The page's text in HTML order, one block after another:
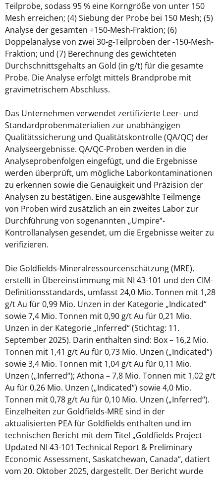
Teilprobe, sodass 95 % eine Korngröße von unter 150
Mesh erreichen; (4) Siebung der Probe bei 150 Mesh; (5)
Analyse der gesamten +150-Mesh-Fraktion; (6)
Doppelanalyse von zwei 30-g-Teilproben der -150-Mesh-
Fraktion; und (7) Berechnung des gewichteten
Durchschnittsgehalts an Gold (in g/t) für die gesamte
Probe. Die Analyse erfolgt mittels Brandprobe mit
gravimetrischem Abschluss.
Das Unternehmen verwendet zertifizierte Leer- und
Standardprobenmaterialien zur unabhängigen
Qualitätssicherung und Qualitätskontrolle (QA/QC) der
Analyseergebnisse. QA/QC-Proben werden in die
Analyseprobenfolgen eingefügt, und die Ergebnisse
werden überprüft, um mögliche Laborkontaminationen
zu erkennen sowie die Genauigkeit und Präzision der
Analysen zu bestätigen. Eine ausgewählte Teilmenge
von Proben wird zusätzlich an ein zweites Labor zur
Durchführung von sogenannten „Umpire“-
Kontrollanalysen gesendet, um die Ergebnisse weiter zu
verifizieren.
Die Goldfields-Mineralressourcenschätzung (MRE),
erstellt in Übereinstimmung mit NI 43-101 und den CIM-
Definitionsstandards, umfasst 24,0 Mio. Tonnen mit 1,28
g/t Au für 0,99 Mio. Unzen in der Kategorie „Indicated“
sowie 7,4 Mio. Tonnen mit 0,90 g/t Au für 0,21 Mio.
Unzen in der Kategorie „Inferred“ (Stichtag: 11.
September 2025). Darin enthalten sind: Box – 16,2 Mio.
Tonnen mit 1,41 g/t Au für 0,73 Mio. Unzen („Indicated“)
sowie 3,4 Mio. Tonnen mit 1,04 g/t Au für 0,11 Mio.
Unzen („Inferred“); Athona – 7,8 Mio. Tonnen mit 1,02 g/t
Au für 0,26 Mio. Unzen („Indicated“) sowie 4,0 Mio.
Tonnen mit 0,78 g/t Au für 0,10 Mio. Unzen („Inferred“).
Einzelheiten zur Goldfields-MRE sind in der
aktualisierten PEA für Goldfields enthalten und im
technischen Bericht mit dem Titel „Goldfields Project
Updated NI 43-101 Technical Report & Preliminary
Economic Assessment, Saskatchewan, Canada“, datiert
vom 20. Oktober 2025, dargestellt. Der Bericht wurde